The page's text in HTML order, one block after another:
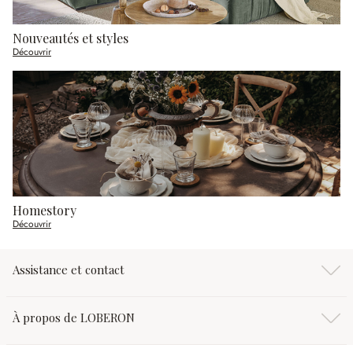
Nouveautés et styles
Découvrir
Homestory
Découvrir
Assistance et contact
À propos de LOBERON